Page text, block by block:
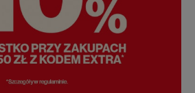
4-8 lat
9-16 lat